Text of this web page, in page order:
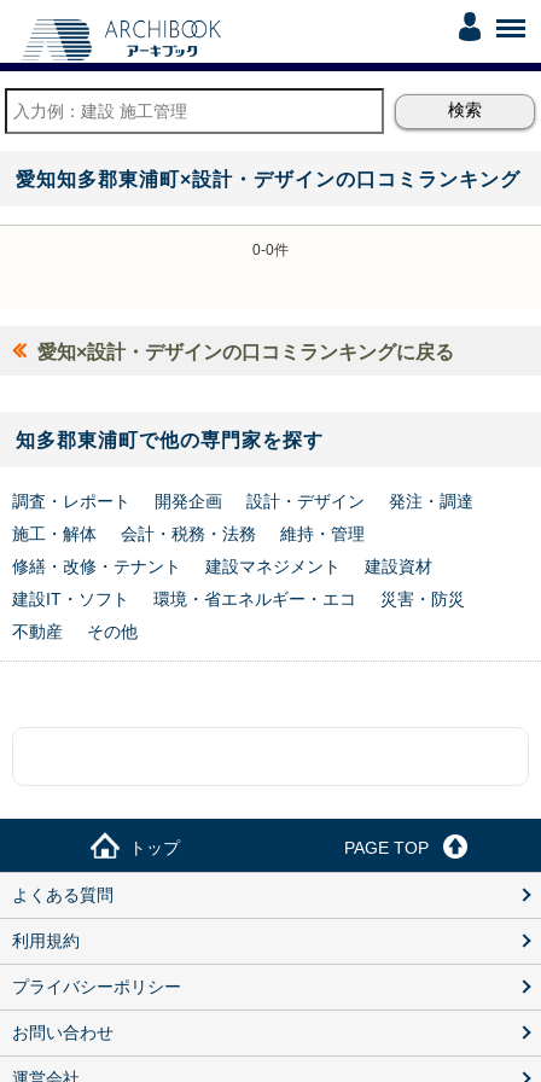
愛知知多郡東浦町×設計・デザインの口コミランキング
0-0件
愛知×設計・デザインの口コミランキングに戻る
知多郡東浦町で他の専門家を探す
調査・レポート 開発企画 設計・デザイン
発注・調達
施工・解体
会計・税務・法務
維持・管理
修繕・改修・テナント
建設マネジメント
建設資材
建設IT・ソフト
環境・省エネルギー・エコ
災害・防災
不動産
その他
トップ PAGE TOP
よくある質問
利用規約
プライバシーポリシー
お問い合わせ
運営会社